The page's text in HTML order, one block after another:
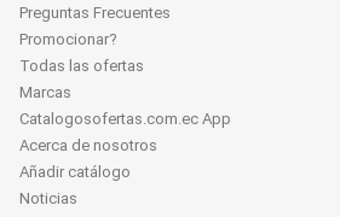
Preguntas Frecuentes
Promocionar?
Todas las ofertas
Marcas
Catalogosofertas.com.ec App
Acerca de nosotros
Añadir catálogo
Noticias